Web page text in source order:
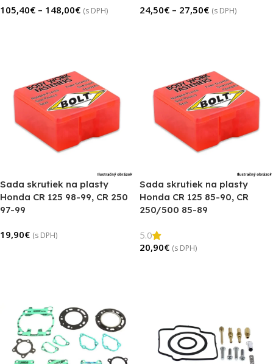
105,40€ – 148,00€ (s DPH)
24,50€ – 27,50€ (s DPH)
Sada skrutiek na plasty
Honda CR 125 98-99, CR 250
97-99
19,90€ (s DPH)
Sada skrutiek na plasty
Honda CR 125 85-90, CR
250/500 85-89
5.0
20,90€ (s DPH)